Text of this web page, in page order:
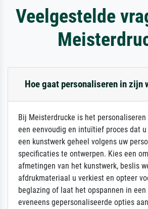
Veelgestelde
Hoe gaat personaliseren in zijn
Bij Meisterdrucke is het
een eenvoudig en intuïtief proces dat
een kunstwerk geheel volgens uw
specificaties te ontwerpen. Kies een
afmetingen van het kunstwerk, beslis
afdrukmateriaal u verkiest en opteer
beglazing of laat het opspannen in
eveneens gepersonaliseerde opties